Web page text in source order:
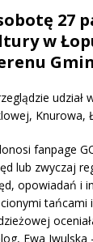
27
w
udział
Knurowa,
fanpage
lub zwyczaj
opowiadań i
tańcami
Ewa Iwulska